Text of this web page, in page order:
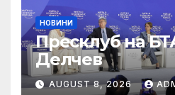
НОВИНИ
Пресклуб на
Делчев
AUGUST 8, 2026